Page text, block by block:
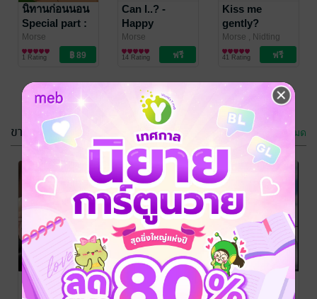
นิทานก่อนนอน
Special part :
Kiss me gently
Morse
นิยายวาย Boy
Love / Yaoi
1 Rating
Can I..? -
Happy
birthday
Morse
นิยายวาย Boy
Love / Yaoi
14 Rating
Kiss me
gently?
Special
Interview
Morse , Nidting
ภาพ/ Morse
นิยายวาย Boy
Love / Yaoi
41 Rating
Kiss me
gently?
Morse
นิยายวาย Boy
Love / Yaoi
4 Rating
Deleted
Scenes, Can I
..? เป็นฉันได้
ไหมที่ในหัวใจ
นั้น
Morse
นิยายวาย Boy
Love / Yaoi
2 Rating
ขายดี ดูทั้งหมด
ขยับหัวใจ ผู้ชาย
สีชมพู
อาบรักกระบี่
มาร
Deleted
Scenes, Can I